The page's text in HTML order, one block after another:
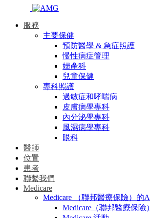
服務
主要保健
預防醫學 & 急症照護
慢性病症管理
婦產科
兒童保健
專科照護
過敏症和哮喘病
皮膚病學專科
內分泌學專科
風濕病學專科
眼科
醫師
位置
患者
聯繫我們
Medicare
Medicare （聯邦醫療保險）的
Medicare（聯邦醫療保險）